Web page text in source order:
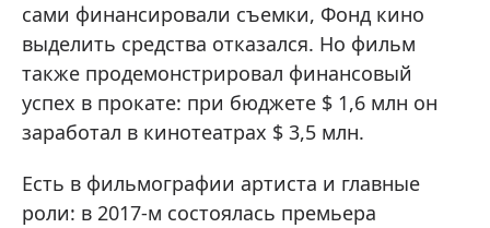
сами финансировали съемки, Фонд кино
выделить средства отказался. Но фильм
также продемонстрировал финансовый
успех в прокате: при бюджете $ 1,6 млн он
заработал в кинотеатрах $ 3,5 млн.
Есть в фильмографии артиста и главные
роли: в 2017-м состоялась премьера